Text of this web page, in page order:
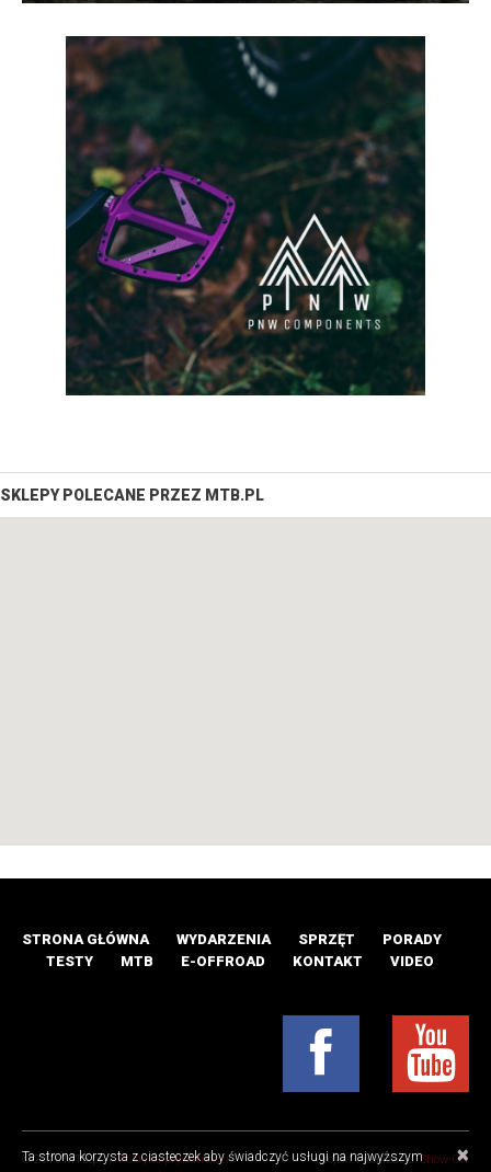
SKLEPY POLECANE PRZEZ MTB.PL
STRONA GŁÓWNA WYDARZENIA SPRZĘT
PORADY
TESTY
MTB E-OFFROAD KONTAKT VIDEO
© 2016 MTB.pl |Polityka prywatności Projekt i realizacja:Show Off
×
Ta strona korzysta z ciasteczek aby świadczyć usługi na najwyższym